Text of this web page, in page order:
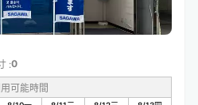
:0
可能時間